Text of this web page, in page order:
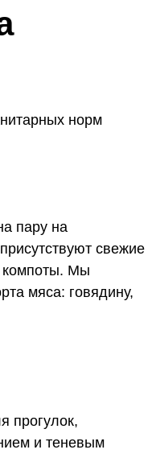
норм
пару на
свежие
компоты. Мы
мяса: говядину,
прогулок,
и теневым